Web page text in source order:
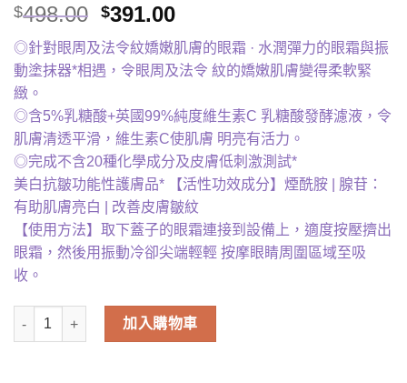
$498.00 Original
price
was:
$498.00.
$391.00Current
price
is:
$391.00.
◎針對眼周及法令紋嬌嫩肌膚的眼霜 · 水潤彈力的眼霜與振
動塗抹器*相遇，令眼周及法令 紋的嬌嫩肌膚變得柔軟緊
緻。
◎含5%乳糖酸+英國99%純度維生素C 乳糖酸發酵濾液，令
肌膚清透平滑，維生素C使肌膚 明亮有活力。
◎完成不含20種化學成分及皮膚低刺激測試*
美白抗皺功能性護膚品* 【活性功效成分】煙酰胺 | 腺苷：
有助肌膚亮白 | 改善皮膚皺紋
【使用方法】取下蓋子的眼霜連接到設備上，適度按壓擠出
眼霜，然後用振動冷卻尖端輕輕 按摩眼睛周圍區域至吸
收。
Dr.twenty project - 雙效瑩透Vita C眼霜 帶自動按摩頭 20ml 數量
加入購物車